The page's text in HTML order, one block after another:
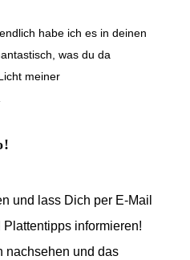
habe ich es in deinen
was du da
meiner
und lass Dich per E-Mail
informieren!
nachsehen und das